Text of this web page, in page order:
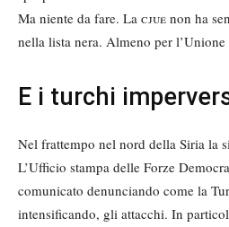
Ma niente da fare. La cjue non ha
nella lista nera. Almeno per l’Unione
E i turchi
Nel frattempo nel nord della Siria la
L’Ufficio stampa delle Forze
comunicato denunciando come la
intensificando, gli attacchi. In